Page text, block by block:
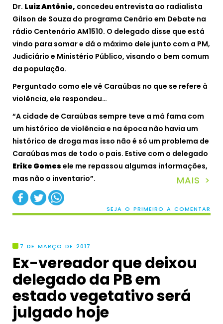
Dr. Luiz Antônio, concedeu entrevista ao radialista
Gilson de Souza do programa Cenário em Debate na
rádio Centenário AM1510. O delegado disse que está
vindo para somar e dá o máximo dele junto com a PM,
Judiciário e Ministério Público, visando o bem comum
da população.
Perguntado como ele vê Caraúbas no que se refere à
violência, ele respondeu…
“A cidade de Caraúbas sempre teve a má fama com
um histórico de violência e na época não havia um
histórico de droga mas isso não é só um problema de
Caraúbas mas de todo o pais. Estive com o delegado
Erike Gomes ele me repassou algumas informações,
mas não o inventario”.
MAIS >
SEJA O PRIMEIRO A COMENTAR
7 DE MARÇO DE 2017
Ex-vereador que deixou
delegado da PB em
estado vegetativo será
julgado hoje